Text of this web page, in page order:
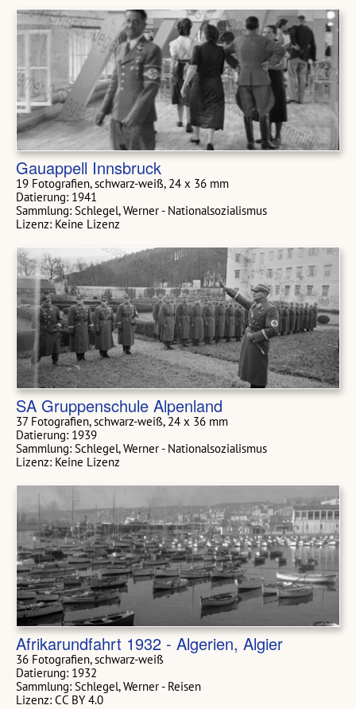
Gauappell Innsbruck
19 Fotografien, schwarz-weiß, 24 x 36 mm
Datierung: 1941
Sammlung: Schlegel, Werner - Nationalsozialismus
Lizenz: Keine Lizenz
SA Gruppenschule Alpenland
37 Fotografien, schwarz-weiß, 24 x 36 mm
Datierung: 1939
Sammlung: Schlegel, Werner - Nationalsozialismus
Lizenz: Keine Lizenz
Afrikarundfahrt 1932 - Algerien, Algier
36 Fotografien, schwarz-weiß
Datierung: 1932
Sammlung: Schlegel, Werner - Reisen
Lizenz: CC BY 4.0